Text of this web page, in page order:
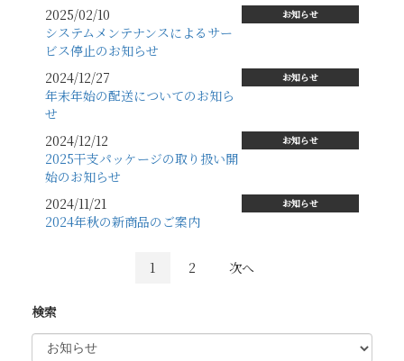
2025/02/10
お知らせ
システムメンテナンスによるサー
ビス停止のお知らせ
2024/12/27
お知らせ
年末年始の配送についてのお知ら
せ
2024/12/12
お知らせ
2025干支パッケージの取り扱い開
始のお知らせ
2024/11/21
お知らせ
2024年秋の新商品のご案内
1 2 次へ
検索